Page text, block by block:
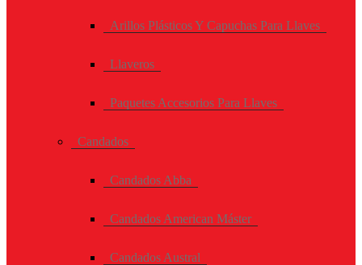
Arillos Plásticos Y Capuchas Para Llaves
Llaveros
Paquetes Accesorios Para Llaves
Candados
Candados Abba
Candados American Máster
Candados Austral